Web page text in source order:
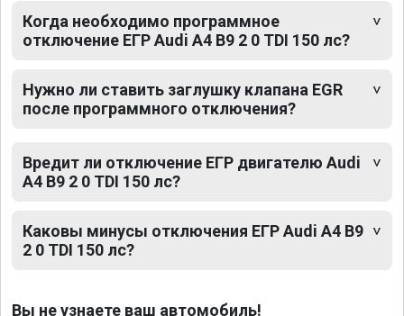
Когда необходимо программное
отключение ЕГР Audi A4 B9 2 0 TDI 150 лс?
Нужно ли ставить заглушку клапана EGR
после программного отключения?
Вредит ли отключение ЕГР двигателю Audi
A4 B9 2 0 TDI 150 лс?
Каковы минусы отключения ЕГР Audi A4 B9
2 0 TDI 150 лс?
Вы не узнаете ваш автомобиль!